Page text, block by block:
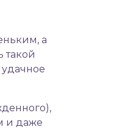
а
такой
и даже